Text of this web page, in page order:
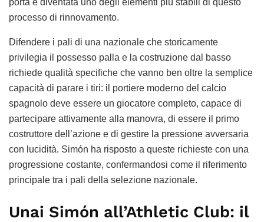
porta è diventata uno degli elementi più stabili di questo
processo di rinnovamento.
Difendere i pali di una nazionale che storicamente
privilegia il possesso palla e la costruzione dal basso
richiede qualità specifiche che vanno ben oltre la semplice
capacità di parare i tiri: il portiere moderno del calcio
spagnolo deve essere un giocatore completo, capace di
partecipare attivamente alla manovra, di essere il primo
costruttore dell’azione e di gestire la pressione avversaria
con lucidità. Simón ha risposto a queste richieste con una
progressione costante, confermandosi come il riferimento
principale tra i pali della selezione nazionale.
Unai Simón all’Athletic Club: il